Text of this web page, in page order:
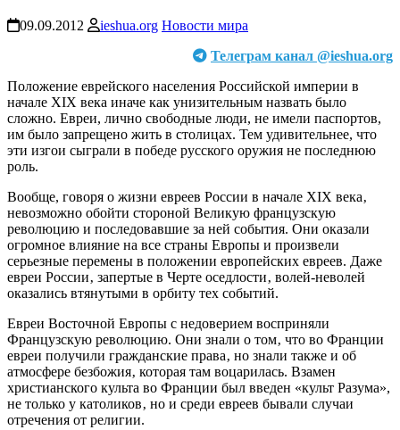
09.09.2012 ieshua.org Новости мира
Телеграм канал @ieshua.org
Положение еврейского населения Российской империи в
начале XIX века иначе как унизительным назвать было
сложно. Евреи, лично свободные люди, не имели паспортов,
им было запрещено жить в столицах. Тем удивительнее, что
эти изгои сыграли в победе русского оружия не последнюю
роль.
Вообще, говоря о жизни евреев России в начале XIX века‚
невозможно обойти стороной Великую французскую
революцию и последовавшие за ней события. Они оказали
огромное влияние на все страны Европы и произвели
серьезные перемены в положении европейских евреев. Даже
евреи России‚ запертые в Черте оседлости‚ волей-неволей
оказались втянутыми в орбиту тех событий.
Евреи Восточной Европы с недоверием восприняли
Французскую революцию. Они знали о том‚ что во Франции
евреи получили гражданские права‚ но знали также и об
атмосфере безбожия‚ которая там воцарилась. Взамен
христианского культа во Франции был введен «культ Разума»,
не только у католиков‚ но и среди евреев бывали случаи
отречения от религии.